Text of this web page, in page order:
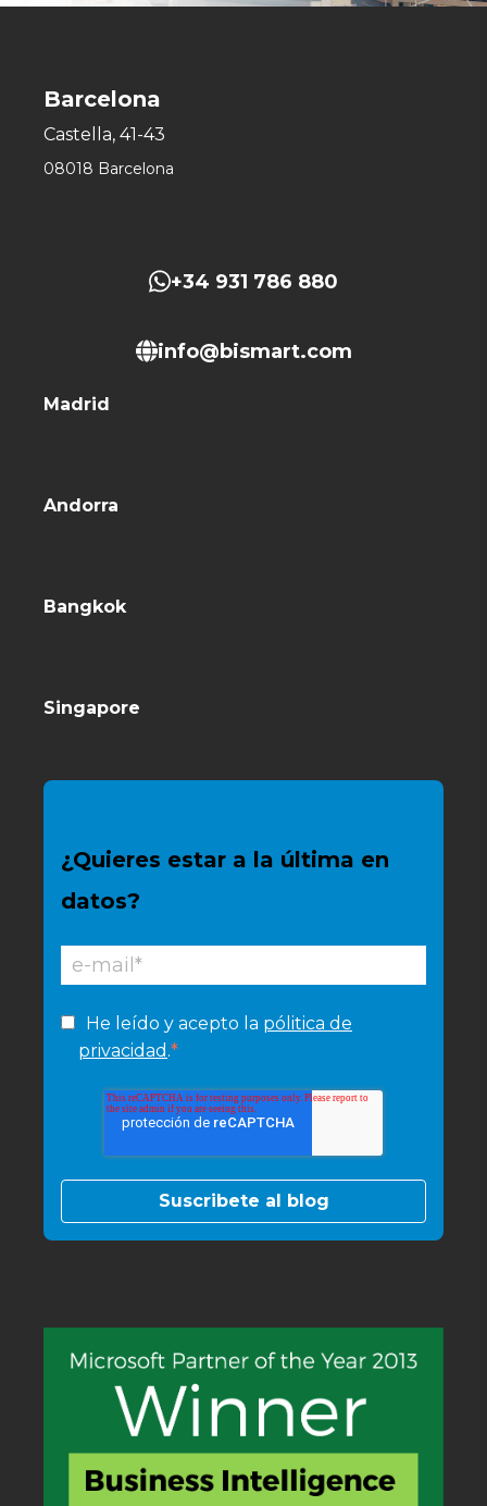
Barcelona
Castella, 41-43
08018 Barcelona
+34 931 786 880
info@bismart.com
Madrid
Andorra
Bangkok
Singapore
¿Quieres estar a la última en
datos?
He leído y acepto la pólitica de
privacidad .*